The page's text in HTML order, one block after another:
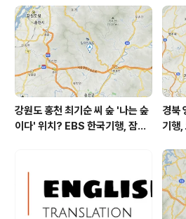
= 낮음오늘미세먼지는 좋음 = 26 ㎍/m³ 초미세
음 = 6 ㎍/m³ 황사는 보통 = 17 ㎍/m³자외선 (
낮음 대기상태는 어제보..
강원도 홍천 최기순 씨 숲 '나는 숲
이다' 위치? EBS 한국기행, 잠시
강원도 홍천군 가볼 만한 곳, (구)
까르돈, kbs 인간극장
경북
기행,
어디
한 곳
장 임